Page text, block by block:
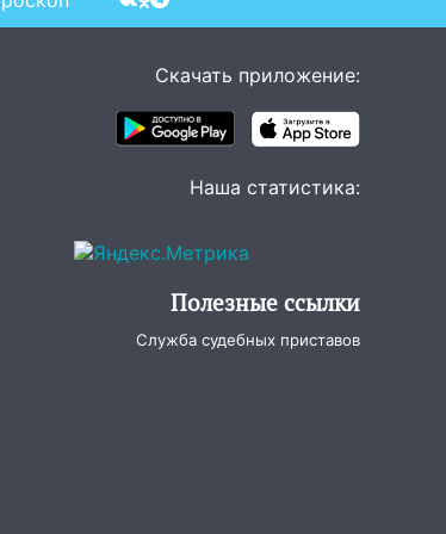
Скачать приложение:
Наша статистика:
Полезные ссылки
Служба судебных приставов